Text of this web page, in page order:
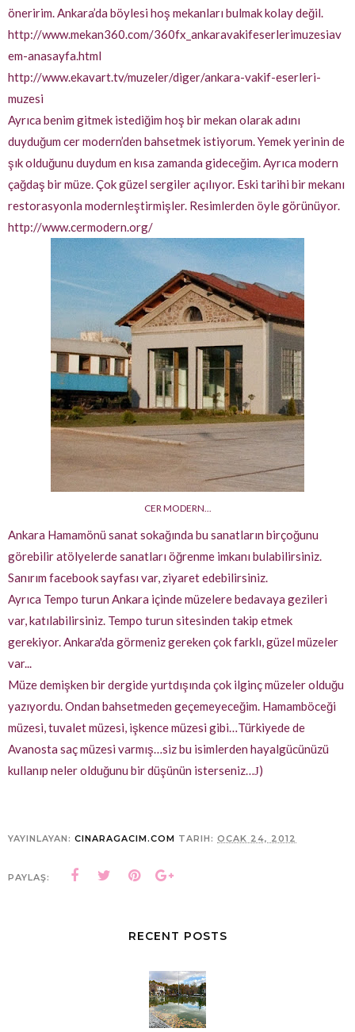
öneririm. Ankara’da böylesi hoş mekanları bulmak kolay değil.
http://www.mekan360.com/360fx_ankaravakifeserlerimuzesiav
em-anasayfa.html
http://www.ekavart.tv/muzeler/diger/ankara-vakif-eserleri-
muzesi
Ayrıca benim gitmek istediğim hoş bir mekan olarak adını
duyduğum cer modern’den bahsetmek istiyorum. Yemek yerinin de
şık olduğunu duydum en kısa zamanda gideceğim. Ayrıca modern
çağdaş bir müze. Çok güzel sergiler açılıyor. Eski tarihi bir mekanı
restorasyonla modernleştirmişler. Resimlerden öyle görünüyor.
http://www.cermodern.org/
CER MODERN...
Ankara Hamamönü sanat sokağında bu sanatların birçoğunu
görebilir atölyelerde sanatları öğrenme imkanı bulabilirsiniz.
Sanırım facebook sayfası var, ziyaret edebilirsiniz.
Ayrıca Tempo turun Ankara içinde müzelere bedavaya gezileri
var, katılabilirsiniz. Tempo turun sitesinden takip etmek
gerekiyor.Ankara'da görmeniz gereken çok farklı, güzel müzeler
var...
Müze demişken bir dergide yurtdışında çok ilginç müzeler olduğu
yazıyordu. Ondan bahsetmeden geçemeyeceğim. Hamamböceği
müzesi, tuvalet müzesi, işkence müzesi gibi…Türkiyede de
Avanosta saç müzesi varmış…siz bu isimlerden hayalgücünüzü
kullanıp neler olduğunu bir düşünün isterseniz…J)
YAYINLAYAN: CINARAGACIM.COM TARIH: OCAK 24, 2012
PAYLAŞ:
RECENT POSTS